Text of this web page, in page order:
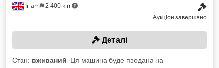
Irlam 2 400 km
Аукціон завершено
Деталі
Стан: вживаний, Ця машина буде продана на